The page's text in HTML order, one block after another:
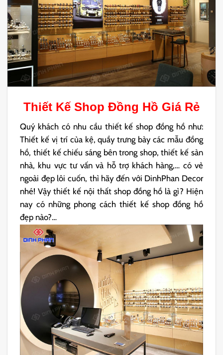
Thiết Kế Shop Đồng Hồ Giá Rẻ
Quý khách có nhu cầu thiết kế shop đồng hồ như:
Thiết kế vị trí của kệ, quầy trưng bày các mẫu đồng
hồ, thiết kế chiếu sáng bên trong shop, thiết kế sàn
nhà, khu vực tư vấn và hỗ trợ khách hàng,… có vẻ
ngoài đẹp lôi cuốn, thì hãy đến với DinhPhan Decor
nhé! Vậy thiết kế nội thất shop đồng hồ là gì? Hiện
nay có những phong cách thiết kế shop đồng hồ
đẹp nào?…